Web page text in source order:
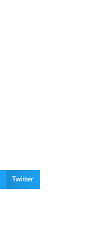
Twitter